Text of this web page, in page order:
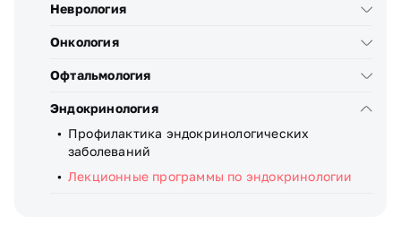
Неврология
Онкология
Офтальмология
Эндокринология
Профилактика эндокринологических
заболеваний
Лекционные программы по эндокринологии